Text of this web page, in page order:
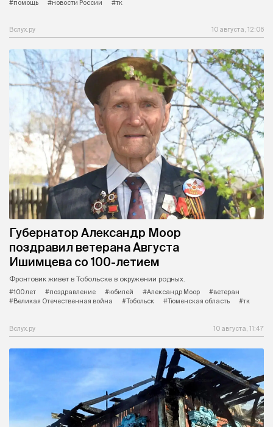
#помощь #новости России #тк
Вслух.ру 10 августа, 12:06
Губернатор Александр Моор
поздравил ветерана Августа
Ишимцева со 100-летием
Фронтовик живет в Тобольске в окружении родных.
#100 лет
#поздравление #юбилей #Александр Моор
#ветеран
#Великая Отечественная война
#Тобольск #Тюменская область #тк
Вслух.ру 10 августа, 11:47